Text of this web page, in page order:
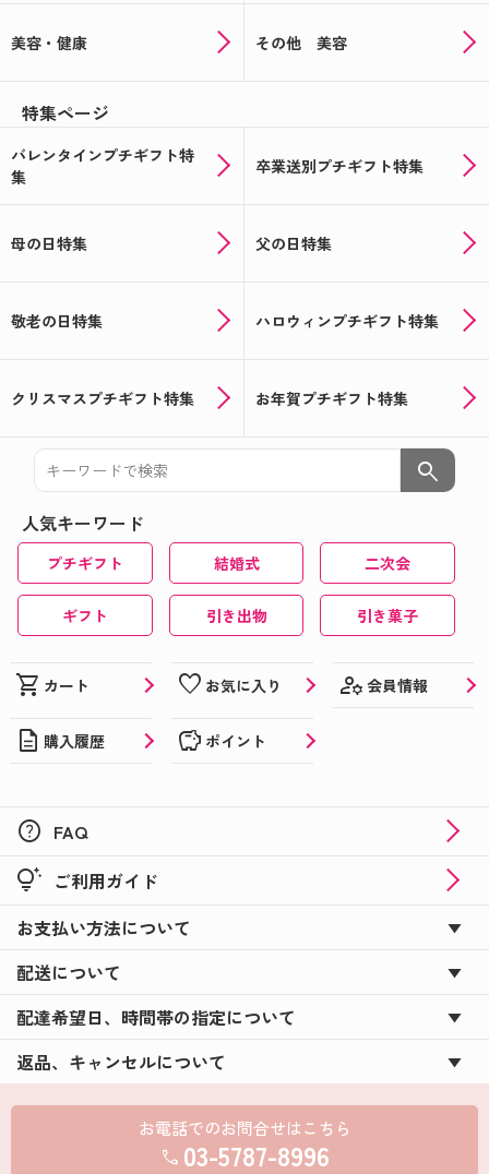
美容・健康 その他 美容
特集ページ
バレンタインプチギフト特
集
卒業送別プチギフト特集
母の日特集 父の日特集
敬老の日特集 ハロウィンプチギフト特集
クリスマスプチギフト特集 お年賀プチギフト特集
search
人気キーワード
プチギフト 結婚式 二次会
ギフト 引き出物 引き菓子
shopping_cart カート favorite お気に入り manage_accounts 会員情報
description 購入履歴 savings ポイント
help FAQ
tips_and_updates ご利用ガイド
お支払い方法について
配送について
配達希望日、時間帯の指定について
返品、キャンセルについて
お電話でのお問合せはこちら
call 03-5787-8996